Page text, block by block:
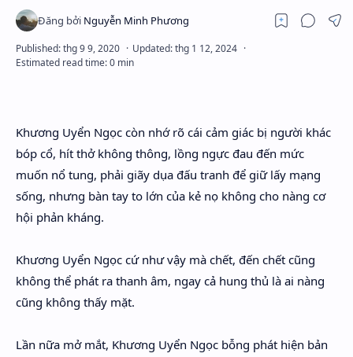
Hidden Menu
Khương Uyển Ngọc còn nhớ rõ cái cảm giác bị người khác
bóp cổ, hít thở không thông, lồng ngực đau đến mức
muốn nổ tung, phải giãy dụa đấu tranh để giữ lấy mạng
sống, nhưng bàn tay to lớn của kẻ nọ không cho nàng cơ
hội phản kháng.
Khương Uyển Ngọc cứ như vậy mà chết, đến chết cũng
không thể phát ra thanh âm, ngay cả hung thủ là ai nàng
cũng không thấy mặt.
Lần nữa mở mắt, Khương Uyển Ngọc bỗng phát hiện bản